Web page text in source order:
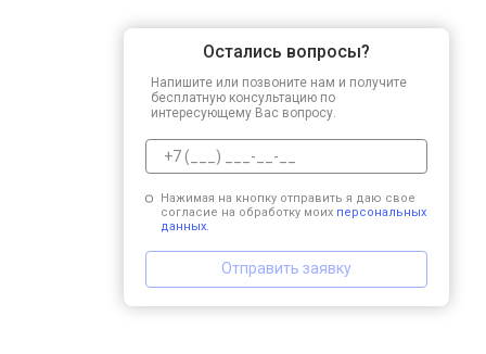
Остались вопросы?
Напишите или позвоните нам и получите
бесплатную консультацию по
интересующему Вас вопросу.
Нажимая на кнопку отправить я даю свое
согласие на обработку моих персональных
данных.
Отправить заявку